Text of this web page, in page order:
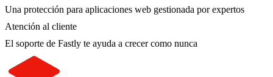
Una protección para aplicaciones web gestionada por expertos
Atención al cliente
El soporte de Fastly te ayuda a crecer como nunca